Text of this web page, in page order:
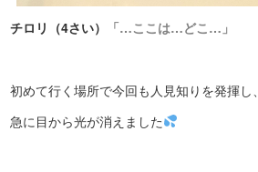
チロリ（4さい） 「…ここは…どこ…」
初めて行く場所で今回も人見知りを発揮し、
急に目から光が消えました